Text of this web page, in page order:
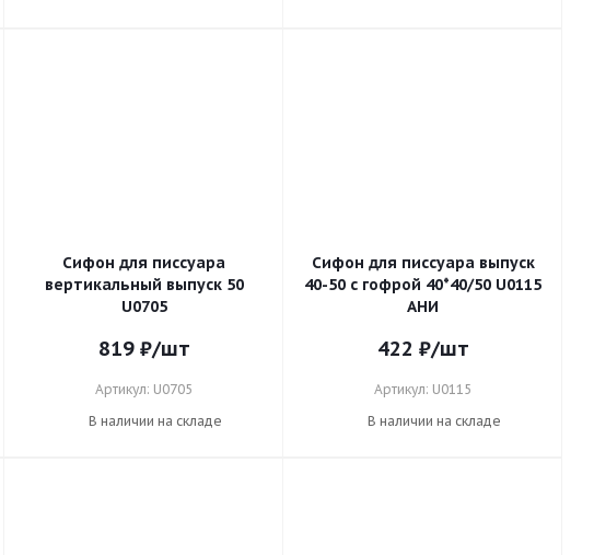
Сифон для писсуара
вертикальный выпуск 50
U0705
819₽/шт
Артикул: U0705
В наличии на складе
Сифон для писсуара выпуск
40-50 с гофрой 40*40/50 U0115
АНИ
422 ₽/шт
Артикул: U0115
В наличии на складе